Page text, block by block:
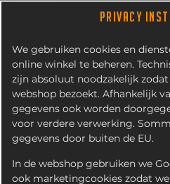
PRIVACY
We gebruiken cookies en
online winkel te beheren.
zijn absoluut noodzakelijk
webshop bezoekt. Afhankelijk
gegevens ook worden
voor verdere verwerking.
gegevens door buiten de EU.
In de webshop gebruiken we
ook marketingcookies zodat
FRITES